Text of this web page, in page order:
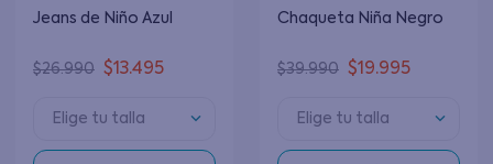
Jeans de Niño Azul
$26.990 $13.495
Elige tu talla
Chaqueta Niña Negro
$39.990 $19.995
Elige tu talla